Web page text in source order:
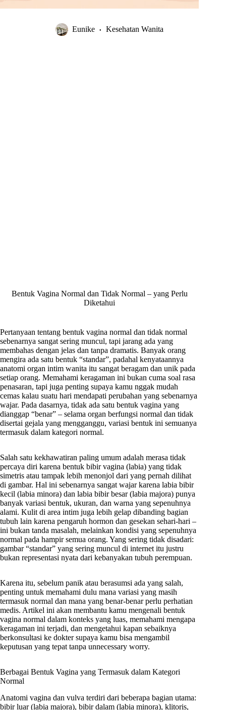
Eunike Kesehatan Wanita
Bentuk Vagina Normal dan Tidak Normal – yang Perlu
Diketahui
Pertanyaan tentang bentuk vagina normal dan tidak normal
sebenarnya sangat sering muncul, tapi jarang ada yang
membahas dengan jelas dan tanpa dramatis. Banyak orang
mengira ada satu bentuk “standar”, padahal kenyataannya
anatomi organ intim wanita itu sangat beragam dan unik pada
setiap orang. Memahami keragaman ini bukan cuma soal rasa
penasaran, tapi juga penting supaya kamu nggak mudah
cemas kalau suatu hari mendapati perubahan yang sebenarnya
wajar. Pada dasarnya, tidak ada satu bentuk vagina yang
dianggap “benar” – selama organ berfungsi normal dan tidak
disertai gejala yang mengganggu, variasi bentuk ini semuanya
termasuk dalam kategori normal.
Salah satu kekhawatiran paling umum adalah merasa tidak
percaya diri karena bentuk bibir vagina (labia) yang tidak
simetris atau tampak lebih menonjol dari yang pernah dilihat
di gambar. Hal ini sebenarnya sangat wajar karena labia bibir
kecil (labia minora) dan labia bibir besar (labia majora) punya
banyak variasi bentuk, ukuran, dan warna yang sepenuhnya
alami. Kulit di area intim juga lebih gelap dibanding bagian
tubuh lain karena pengaruh hormon dan gesekan sehari-hari –
ini bukan tanda masalah, melainkan kondisi yang sepenuhnya
normal pada hampir semua orang. Yang sering tidak disadari:
gambar “standar” yang sering muncul di internet itu justru
bukan representasi nyata dari kebanyakan tubuh perempuan.
Karena itu, sebelum panik atau berasumsi ada yang salah,
penting untuk memahami dulu mana variasi yang masih
termasuk normal dan mana yang benar-benar perlu perhatian
medis. Artikel ini akan membantu kamu mengenali bentuk
vagina normal dalam konteks yang luas, memahami mengapa
keragaman ini terjadi, dan mengetahui kapan sebaiknya
berkonsultasi ke dokter supaya kamu bisa mengambil
keputusan yang tepat tanpa unnecessary worry.
Berbagai Bentuk Vagina yang Termasuk dalam Kategori
Normal
Anatomi vagina dan vulva terdiri dari beberapa bagian utama:
bibir luar (labia majora), bibir dalam (labia minora), klitoris,